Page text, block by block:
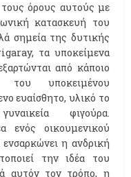
τους όρους αυτούς με
κατασκευή του
σημεία της δυτικής
τα υποκείμενα
από κάποιο
του υποκειμένου
ευαίσθητο, υλικό το
φιγούρα.
ενός οικουμενικού
η ανδρική
την ιδέα του
αυτόν τον τρόπο, η